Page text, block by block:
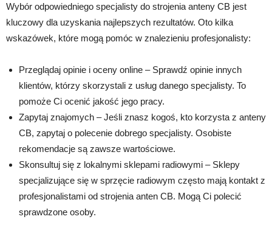
Wybór odpowiedniego specjalisty do strojenia anteny CB jest
kluczowy dla uzyskania najlepszych rezultatów. Oto kilka
wskazówek, które mogą pomóc w znalezieniu profesjonalisty:
Przeglądaj opinie i oceny online – Sprawdź opinie innych
klientów, którzy skorzystali z usług danego specjalisty. To
pomoże Ci ocenić jakość jego pracy.
Zapytaj znajomych – Jeśli znasz kogoś, kto korzysta z anteny
CB, zapytaj o polecenie dobrego specjalisty. Osobiste
rekomendacje są zawsze wartościowe.
Skonsultuj się z lokalnymi sklepami radiowymi – Sklepy
specjalizujące się w sprzęcie radiowym często mają kontakt z
profesjonalistami od strojenia anten CB. Mogą Ci polecić
sprawdzone osoby.